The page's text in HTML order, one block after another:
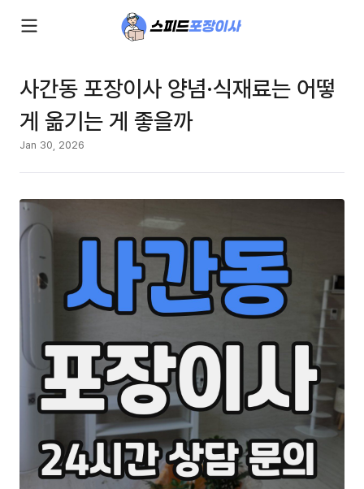
사간동 포장이사 양념·식재료는 어떻
게 옮기는 게 좋을까
Jan 30, 2026